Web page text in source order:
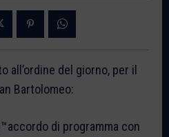
all’ordine del giorno, per il
Bartolomeo:
di programma con